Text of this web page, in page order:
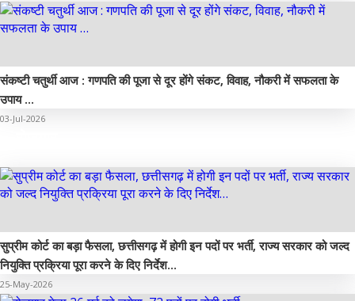
संकष्टी चतुर्थी आज : गणपति की पूजा से दूर होंगे संकट, विवाह, नौकरी में सफलता के
उपाय …
03-Jul-2026
सुप्रीम कोर्ट का बड़ा फैसला, छत्तीसगढ़ में होगी इन पदों पर भर्ती, राज्य सरकार को जल्द
नियुक्ति प्रक्रिया पूरा करने के दिए निर्देश…
25-May-2026